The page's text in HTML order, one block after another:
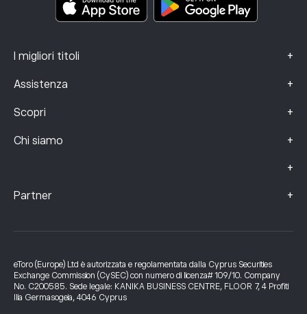
I migliori titoli +
Assistenza +
Scopri +
Chi siamo +
+
Partner +
eToro (Europe) Ltd è autorizzata e regolamentata dalla Cyprus Securities
Exchange Commission (CySEC) con numero di licenza# 109/10. Company
No. C200585. Sede legale: KANIKA BUSINESS CENTRE, FLOOR 7, 4 Profiti
Ilia Germasogeia, 4046 Cyprus